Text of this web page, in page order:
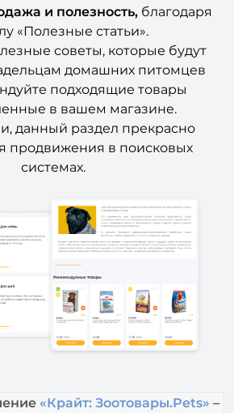
и полезность, благодаря
«Полезные статьи».
советы, которые будут
домашних питомцев
подходящие товары
в вашем магазине.
данный раздел прекрасно
продвижения в поисковых
системах.
«Крайт: Зоотовары.Pets» –